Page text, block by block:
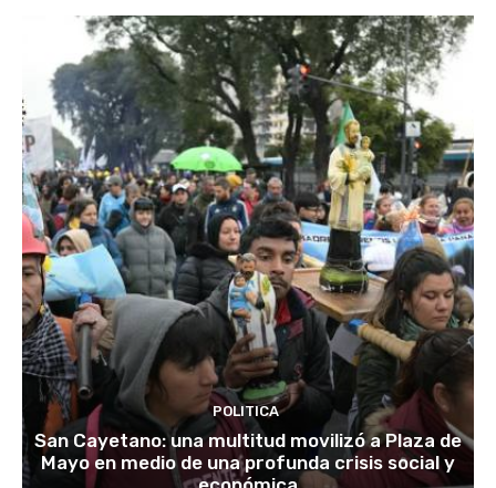
POLITICA
San Cayetano: una multitud movilizó a Plaza de
Mayo en medio de una profunda crisis social y